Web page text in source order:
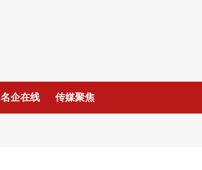
名企在线 传媒聚焦